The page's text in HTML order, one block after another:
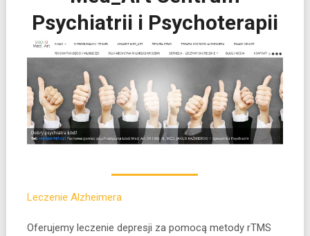
Psychiatrii i Psychoterapii
Leczenie Alzheimera
Oferujemy leczenie depresji za pomocą metody rTMS